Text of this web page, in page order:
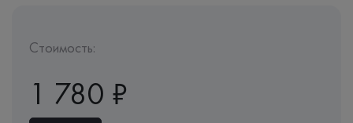
Стоимость:
1 780 ₽